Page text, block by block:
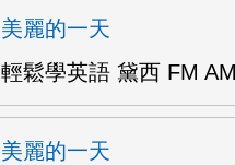
美麗的一天
輕鬆學英語 黛西 FM AM
美麗的一天